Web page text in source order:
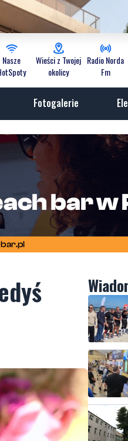
Nasze
Wieści z Twojej
okolicy
Radio Norda
Fm
Fotogalerie